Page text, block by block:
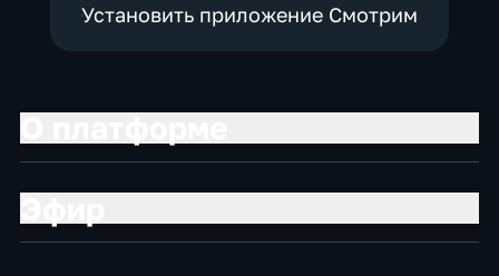
Установить приложение Смотрим